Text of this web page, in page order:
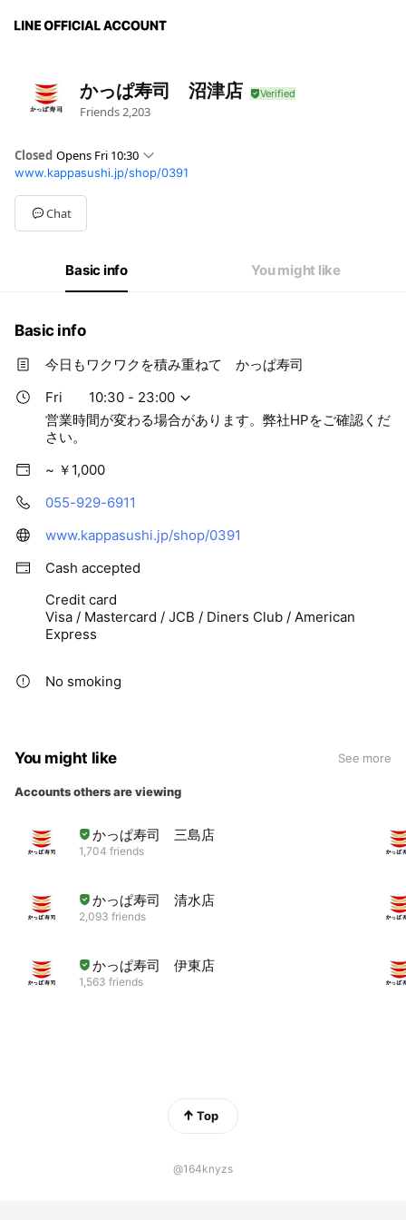
かっぱ寿司 沼津店
Friends 2,203
Closed Opens Fri 10:30
Mon10:30 - 22:30
Tue10:30 - 22:30
Wed10:30 - 22:30
Thu10:30 - 22:30
10:00 - 23:00
10:00 - 23:00
営業時間が変わる場合があります。弊社HPをご確認ください。
www.kappasushi.jp/shop/0391
Chat
Basic info You might like
Basic info
今日もワクワクを積み重ねて かっぱ寿司
Fri
10:30 - 23:00
営業時間が変わる場合があります。弊社HPをご確認くだ
さい。
~ ￥1,000
055-929-6911
www.kappasushi.jp/shop/0391
Cash accepted
Credit card
Visa / Mastercard / JCB / Diners Club / American
Express
No smoking
You might like See more
Accounts others are viewing
かっぱ寿司 三島店
1,704 friends
かっぱ寿司 清水店
2,093 friends
かっぱ寿司 伊東店
1,563 friends
Top
@164knyzs